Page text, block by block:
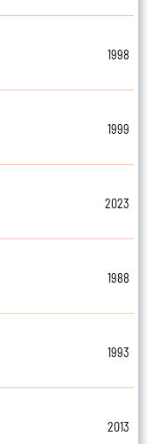
1998
1999
2023
1988
1993
2013